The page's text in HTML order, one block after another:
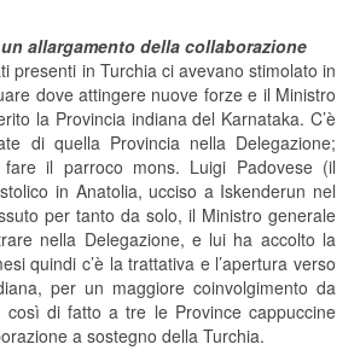
allargamento della collaborazione
presenti in Turchia ci avevano stimolato in
dove attingere nuove forze e il Ministro
la Provincia indiana del Karnataka. C’è
di quella Provincia nella Delegazione;
fare il parroco mons. Luigi Padovese (il
in Anatolia, ucciso a Iskenderun nel
per tanto da solo, il Ministro generale
nella Delegazione, e lui ha accolto la
quindi c’è la trattativa e l’apertura verso
per un maggiore coinvolgimento da
così di fatto a tre le Province cappuccine
a sostegno della Turchia.